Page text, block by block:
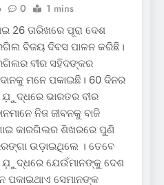
0 1 mins
26 ତାରିଖରେ ପୂରା ଦେଶ
ବିଜୟ ଦିବସ ପାଳନ କରିଛି।
ବୀର ସହିଦଙ୍କର
ମନେ ପକାଇଛି। 60 ଦିନର
ଯ଼ୁଦ୍ଧରେ ଭାରତର ବୀର
ନିଜ ଜୀବନକୁ ବାଜି
କାରଗିଲର ଶିଖରରେ ପୁଣି
ଉଡ଼ାଇଥିଲେ । ତେବେ
ଯ଼ୁଦ୍ଧରେ ଯେଉଁମାନଙ୍କୁ ଦେଶ
ପକାଇଥାଏ ସେମାନଙ୍କ